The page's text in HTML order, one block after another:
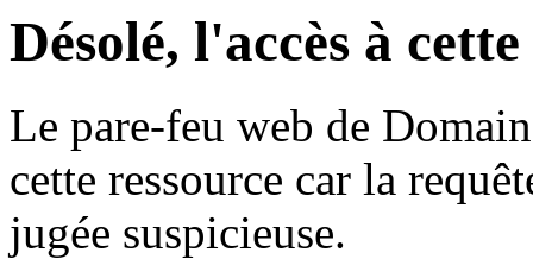
Désolé, l'accès à
Le pare-feu web de
cette ressource car la
jugée suspicieuse.